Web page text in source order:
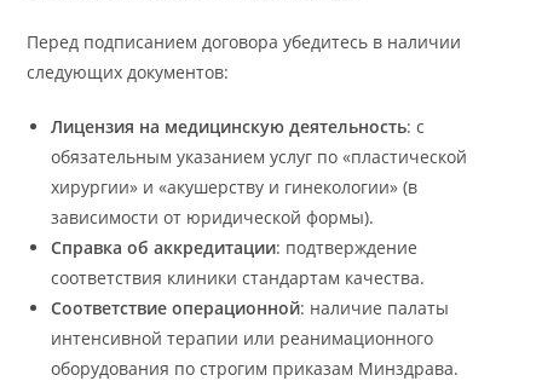
Перед подписанием договора убедитесь в наличии
следующих документов:
Лицензия на медицинскую деятельность: с
обязательным указанием услуг по «пластической
хирургии» и «акушерству и гинекологии» (в
зависимости от юридической формы).
Справка об аккредитации: подтверждение
соответствия клиники стандартам качества.
Соответствие операционной: наличие палаты
интенсивной терапии или реанимационного
оборудования по строгим приказам Минздрава.